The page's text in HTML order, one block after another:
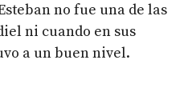
no fue una de las
ni cuando en sus
a un buen nivel.